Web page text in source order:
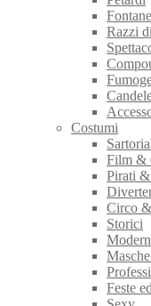
Razzi
Costumi
Film &
Pirati
Circo
Storici
Feste